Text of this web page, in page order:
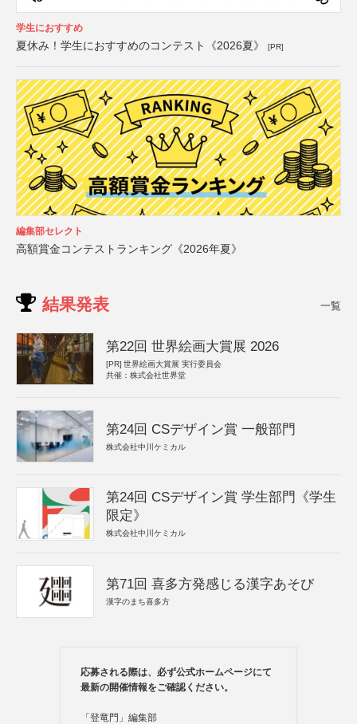
学生におすすめ
夏休み！学生におすすめのコンテスト《2026夏》 [PR]
編集部セレクト
高額賞金コンテストランキング《2026年夏》
結果発表 一覧
第22回 世界絵画大賞展 2026
[PR] 世界絵画大賞展 実行委員会
共催：株式会社世界堂
第24回 CSデザイン賞 一般部門
株式会社中川ケミカル
第24回 CSデザイン賞 学生部門《学生
限定》
株式会社中川ケミカル
第71回 喜多方発感じる漢字あそび
漢字のまち喜多方
応募される際は、必ず公式ホームページにて
最新の開催情報をご確認ください。
「登竜門」編集部